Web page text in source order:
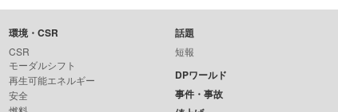
環境・CSR
CSR
モーダルシフト
再生可能エネルギー
安全
話題
短報
DPワールド
事件・事故